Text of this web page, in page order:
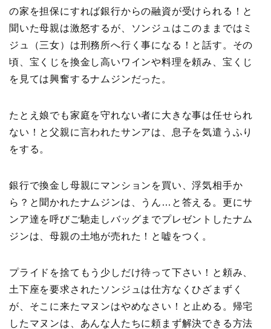
の家を担保にすれば銀行からの融資が受けられる！と
聞いた母親は激怒するが、ソンジュはこのままではミ
ジュ（三女）は刑務所へ行く事になる！と話す。その
頃、宝くじを換金し高いワインや料理を頼み、宝くじ
を見ては興奮するナムジンだった。
たとえ娘でも家庭を守れない者に大きな事は任せられ
ない！と父親に言われたサンアは、息子を気遣うふり
をする。
銀行で換金し母親にマンションを買い、浮気相手か
ら？と聞かれたナムジンは、うん…と答える。更にサ
ンア達を呼びご馳走しバッグまでプレゼントしたナム
ジンは、母親の土地が売れた！と嘘をつく。
プライドを捨てもう少しだけ待って下さい！と頼み、
土下座を要求されたソンジュは仕方なくひざまずく
が、そこに来たマヌンはやめなさい！と止める。帰宅
したマヌンは、あんな人たちに頼まず解決できる方法